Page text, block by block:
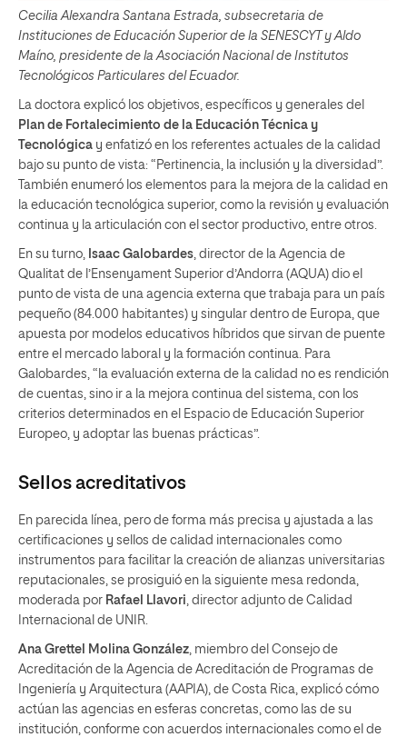
Cecilia Alexandra Santana Estrada, subsecretaria de
Instituciones de Educación Superior de la SENESCYT y Aldo
Maíno, presidente de la Asociación Nacional de Institutos
Tecnológicos Particulares del Ecuador.
La doctora explicó los objetivos, específicos y generales del
Plan de Fortalecimiento de la Educación Técnica y
Tecnológica y enfatizó en los referentes actuales de la calidad
bajo su punto de vista: “Pertinencia, la inclusión y la diversidad”.
También enumeró los elementos para la mejora de la calidad en
la educación tecnológica superior, como la revisión y evaluación
continua y la articulación con el sector productivo, entre otros.
En su turno, Isaac Galobardes, director de la Agencia de
Qualitat de l’Ensenyament Superior d’Andorra (AQUA) dio el
punto de vista de una agencia externa que trabaja para un país
pequeño (84.000 habitantes) y singular dentro de Europa, que
apuesta por modelos educativos híbridos que sirvan de puente
entre el mercado laboral y la formación continua. Para
Galobardes, “la evaluación externa de la calidad no es rendición
de cuentas, sino ir a la mejora continua del sistema, con los
criterios determinados en el Espacio de Educación Superior
Europeo, y adoptar las buenas prácticas”.
Sellosacreditativos
En parecida línea, pero de forma más precisa y ajustada a las
certificaciones y sellos de calidad internacionales como
instrumentos para facilitar la creación de alianzas universitarias
reputacionales, se prosiguió en la siguiente mesa redonda,
moderada por Rafael Llavori, director adjunto de Calidad
Internacional de UNIR.
Ana Grettel Molina González, miembro del Consejo de
Acreditación de la Agencia de Acreditación de Programas de
Ingeniería y Arquitectura (AAPIA), de Costa Rica, explicó cómo
actúan las agencias en esferas concretas, como las de su
institución, conforme con acuerdos internacionales como el de